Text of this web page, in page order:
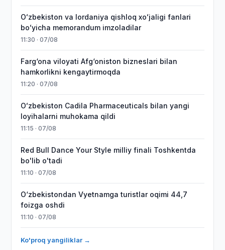
Oʻzbekiston va Iordaniya qishloq xoʻjaligi fanlari
boʻyicha memorandum imzoladilar
11:30 · 07/08
Farg‘ona viloyati Afg‘oniston bizneslari bilan
hamkorlikni kengaytirmoqda
11:20 · 07/08
Oʻzbekiston Cadila Pharmaceuticals bilan yangi
loyihalarni muhokama qildi
11:15 · 07/08
Red Bull Dance Your Style milliy finali Toshkentda
bo'lib o'tadi
11:10 · 07/08
O‘zbekistondan Vyetnamga turistlar oqimi 44,7
foizga oshdi
11:10 · 07/08
Ko'proq yangiliklar →